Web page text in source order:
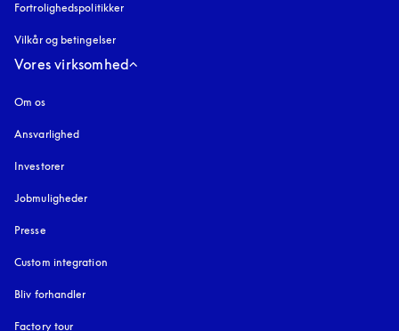
Fortrolighedspolitikker
Vilkår og betingelser
Vores virksomhed
Om os
Ansvarlighed
Investorer
Jobmuligheder
Presse
Custom integration
Bliv forhandler
Factory tour